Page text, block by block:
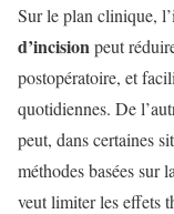
Sur le plan clinique,
d’incision peut
postopératoire, et
quotidiennes. De
peut, dans certaines
méthodes basées sur
veut limiter les effets